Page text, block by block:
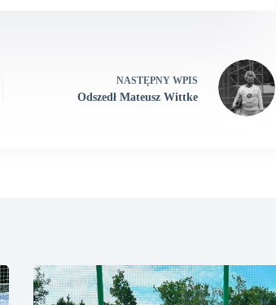
NASTĘPNY WPIS
Odszedł Mateusz Wittke